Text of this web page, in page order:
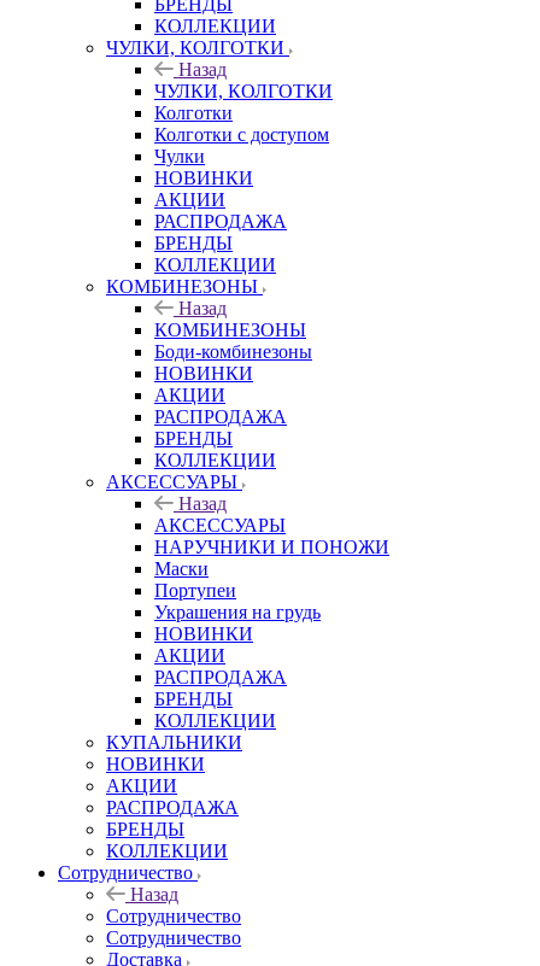
БРЕНДЫ
КОЛЛЕКЦИИ
ЧУЛКИ, КОЛГОТКИ
Назад
ЧУЛКИ, КОЛГОТКИ
Колготки
Колготки с доступом
Чулки
НОВИНКИ
АКЦИИ
РАСПРОДАЖА
БРЕНДЫ
КОЛЛЕКЦИИ
КОМБИНЕЗОНЫ
Назад
КОМБИНЕЗОНЫ
Боди-комбинезоны
НОВИНКИ
АКЦИИ
РАСПРОДАЖА
БРЕНДЫ
КОЛЛЕКЦИИ
АКСЕССУАРЫ
Назад
АКСЕССУАРЫ
НАРУЧНИКИ И ПОНОЖИ
Маски
Портупеи
Украшения на грудь
НОВИНКИ
АКЦИИ
РАСПРОДАЖА
БРЕНДЫ
КОЛЛЕКЦИИ
КУПАЛЬНИКИ
НОВИНКИ
АКЦИИ
РАСПРОДАЖА
БРЕНДЫ
КОЛЛЕКЦИИ
Сотрудничество
Назад
Сотрудничество
Сотрудничество
Доставка